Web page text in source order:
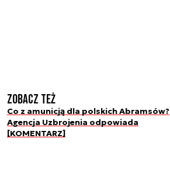
Zobacz też
Co z amunicją dla polskich Abramsów?
Agencja Uzbrojenia odpowiada
[KOMENTARZ]